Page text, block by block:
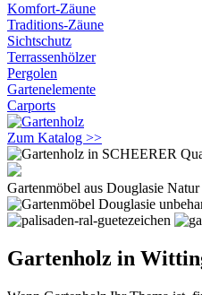
Komfort-Zäune
Traditions-Zäune
Sichtschutz
Terrassenhölzer
Pergolen
Gartenelemente
Carports
Zum Katalog >>
Gartenmöbel aus Douglasie Natur
Gartenholz in